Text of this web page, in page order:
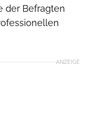
der Befragten
ANZEIGE